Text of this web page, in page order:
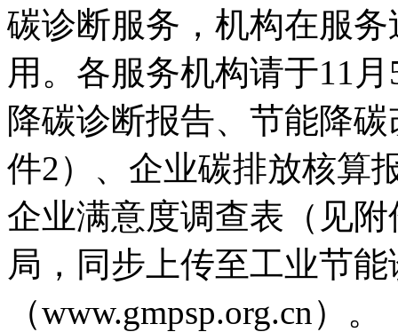
碳诊断服务，机构在服
用。各服务机构请于11
降碳诊断报告、节能降
件2）、企业碳排放核算
企业满意度调查表（见
局，同步上传至工业节
（www.gmpsp.org.cn）。